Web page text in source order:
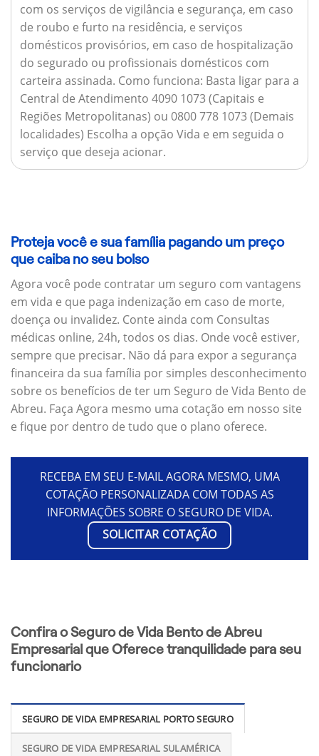
com os serviços de vigilância e segurança, em caso
de roubo e furto na residência, e serviços
domésticos provisórios, em caso de hospitalização
do segurado ou profissionais domésticos com
carteira assinada. Como funciona: Basta ligar para a
Central de Atendimento 4090 1073 (Capitais e
Regiões Metropolitanas) ou 0800 778 1073 (Demais
localidades) Escolha a opção Vida e em seguida o
serviço que deseja acionar.
Proteja você e sua família pagando um preço
que caiba no seu bolso
Agora você pode contratar um seguro com vantagens
em vida e que paga indenização em caso de morte,
doença ou invalidez. Conte ainda com Consultas
médicas online, 24h, todos os dias. Onde você estiver,
sempre que precisar. Não dá para expor a segurança
financeira da sua família por simples desconhecimento
sobre os benefícios de ter um Seguro de Vida Bento de
Abreu. Faça Agora mesmo uma cotação em nosso site
e fique por dentro de tudo que o plano oferece.
RECEBA EM SEU E-MAIL AGORA MESMO, UMA
COTAÇÃO PERSONALIZADA COM TODAS AS
INFORMAÇÕES SOBRE O SEGURO DE VIDA.
SOLICITAR COTAÇÃO
Confira o Seguro de Vida Bento de Abreu
Empresarial que Oferece tranquilidade para seu
funcionario
SEGURO DE VIDA EMPRESARIAL PORTO SEGURO
SEGURO DE VIDA EMPRESARIAL SULAMÉRICA